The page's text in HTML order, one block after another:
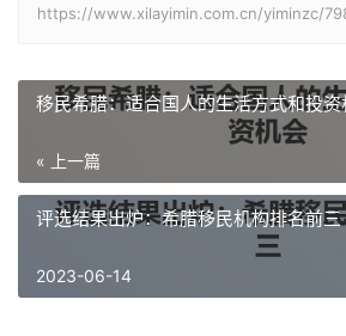
https://www.xilayimin.com.cn/yiminzc/
移民希腊：适合国人的生活方式和投资
« 上一篇
评选结果出炉：希腊移民机构排名前三
2023-06-14